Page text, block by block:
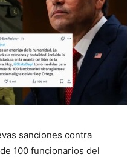
sanciones contra
100 funcionarios del